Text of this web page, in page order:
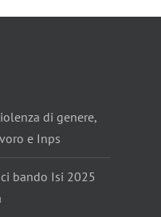
di genere,
e Inps
bando Isi 2025